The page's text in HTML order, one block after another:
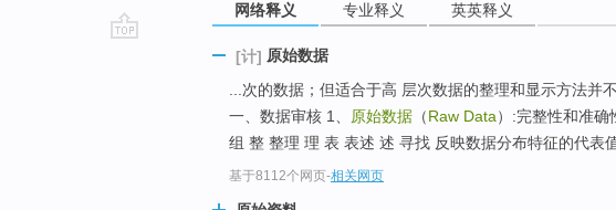
网络释义 专业释义 英英释义
[计] 原始数据
...次的数据；但适合于高 层次数据的整理和显示方法并
一、数据审核 1、
原始数据 （Raw Data）:完整性和准确
组 整 整理 理 表 表述 述 寻找 反映数据分布特征的代表
基于8112个网页-相关网页